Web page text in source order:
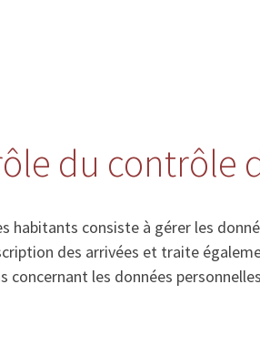
du contrôle
habitants consiste à gérer les
des arrivées et traite
les données